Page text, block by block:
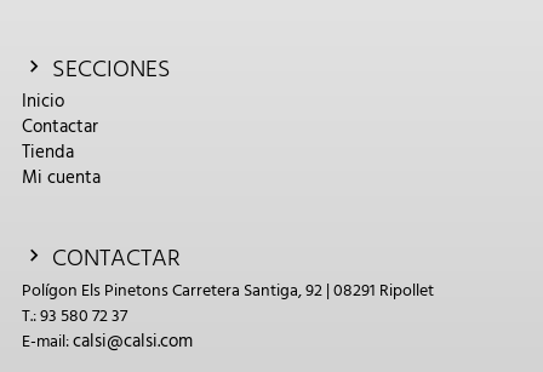
SECCIONES
Inicio
Contactar
Tienda
Mi cuenta
CONTACTAR
Polígon Els Pinetons Carretera Santiga, 92 | 08291 Ripollet
T.: 93 580 72 37
E-mail:calsi@calsi.com